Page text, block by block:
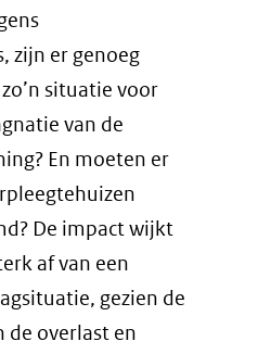
zijn er genoeg
situatie voor
van de
En moeten er
De impact wijkt
af van een
gezien de
de overlast en